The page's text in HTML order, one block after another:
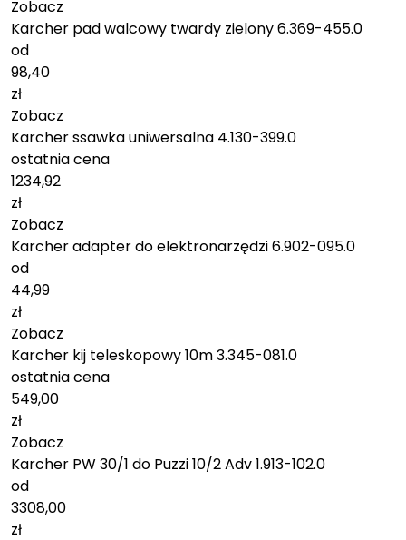
Zobacz
Karcher pad walcowy twardy zielony 6.369-455.0
od
98,40
zł
Zobacz
Karcher ssawka uniwersalna 4.130-399.0
ostatnia cena
1234,92
zł
Zobacz
Karcher adapter do elektronarzędzi 6.902-095.0
od
44,99
zł
Zobacz
Karcher kij teleskopowy 10m 3.345-081.0
ostatnia cena
549,00
zł
Zobacz
Karcher PW 30/1 do Puzzi 10/2 Adv 1.913-102.0
od
3308,00
zł